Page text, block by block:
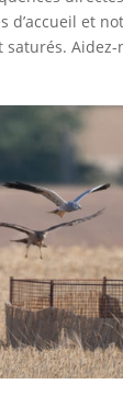
d’accueil et
Aidez-